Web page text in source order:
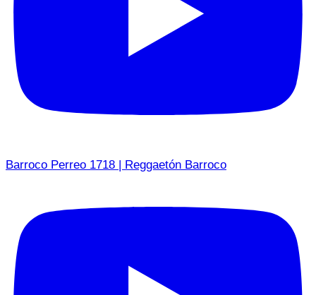
Barroco Perreo 1718 | Reggaetón Barroco